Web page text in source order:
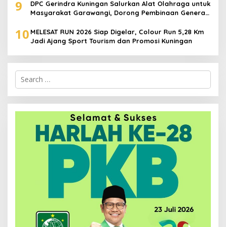
9
DPC Gerindra Kuningan Salurkan Alat Olahraga untuk
Masyarakat Garawangi, Dorong Pembinaan Generasi
10 MELESAT RUN 2026 Siap Digelar, Colour Run 5,28 Km
Jadi Ajang Sport Tourism dan Promosi Kuningan
Search
for: